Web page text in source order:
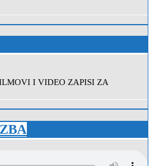
I VIDEO ZAPISI ZA